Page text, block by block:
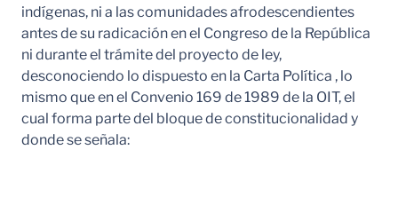
indígenas, ni a las comunidades afrodescendientes
antes de su radicación en el Congreso de la República
ni durante el trámite del proyecto de ley,
desconociendo lo dispuesto en la Carta Política , lo
mismo que en el Convenio 169 de 1989 de la OIT, el
cual forma parte del bloque de constitucionalidad y
donde se señala: